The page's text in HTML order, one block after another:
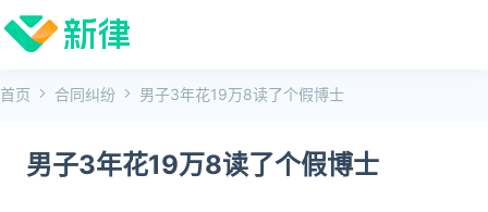
首页 合同纠纷 男子3年花19万8读了个假博士
男子3年花19万8读了个假博士